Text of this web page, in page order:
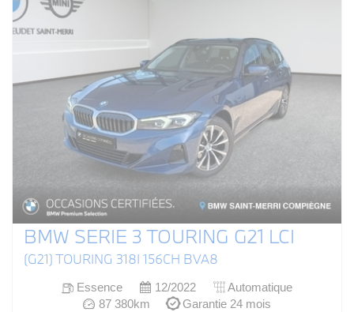
BMW SERIE 3 TOURING G21 LCI
(G21) TOURING 318I 156CH BVA8
Essence 12/2022
Automatique
87 380km
Garantie 24 mois